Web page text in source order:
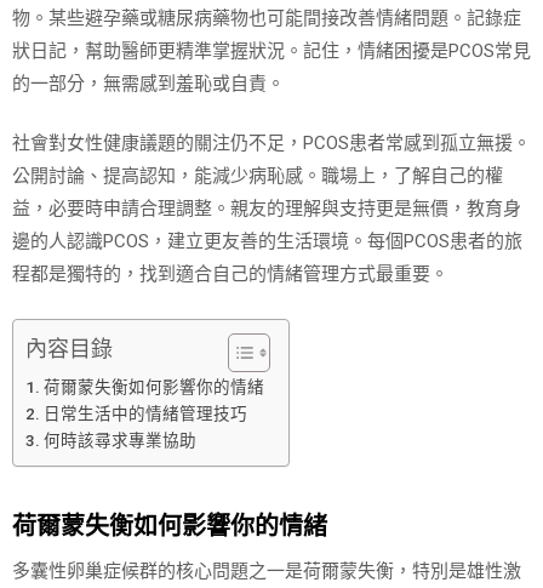
物。某些避孕藥或糖尿病藥物也可能間接改善情緒問題。記錄症
狀日記，幫助醫師更精準掌握狀況。記住，情緒困擾是PCOS常見
的一部分，無需感到羞恥或自責。
社會對女性健康議題的關注仍不足，PCOS患者常感到孤立無援。
公開討論、提高認知，能減少病恥感。職場上，了解自己的權
益，必要時申請合理調整。親友的理解與支持更是無價，教育身
邊的人認識PCOS，建立更友善的生活環境。每個PCOS患者的旅
程都是獨特的，找到適合自己的情緒管理方式最重要。
內容目錄
荷爾蒙失衡如何影響你的情緒
日常生活中的情緒管理技巧
何時該尋求專業協助
荷爾蒙失衡如何影響你的情緒
多囊性卵巢症候群的核心問題之一是荷爾蒙失衡，特別是雄性激